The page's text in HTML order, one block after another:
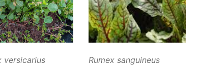
versicarius Rumex sanguineus